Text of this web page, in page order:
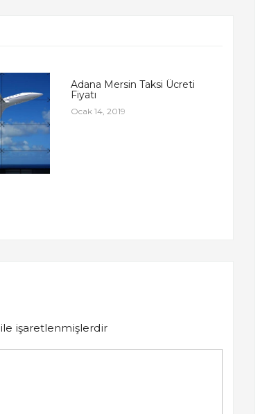
Adana Mersin Taksi Ücreti
Fiyatı
Ocak 14, 2019
ile işaretlenmişlerdir